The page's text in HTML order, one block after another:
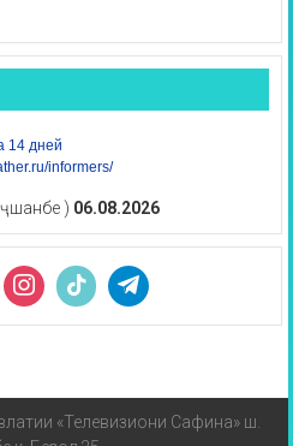
14 дней
informers/
) 06.08.2026
«Телевизиони Сафина» ш.